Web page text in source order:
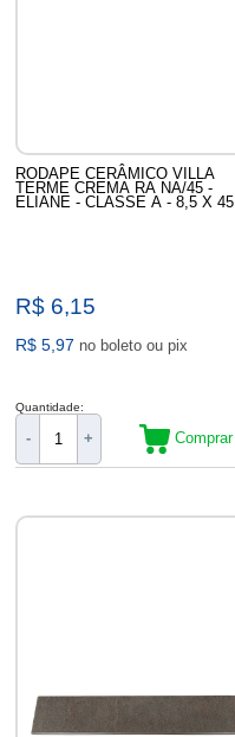
RODAPE CERÂMICO VILLA
TERME CREMA RA NA/45 -
ELIANE - CLASSE A - 8,5 X 45
R$ 6,15
R$ 5,97 no boleto ou pix
Quantidade:
- + Comprar